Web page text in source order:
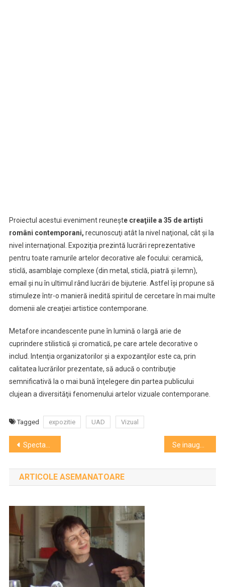
Proiectul acestui eveniment reuneşte creaţiile a 35 de artişti
români contemporani, recunoscuţi atât la nivel naţional, cât şi la
nivel internaţional. Expoziţia prezintă lucrări reprezentative
pentru toate ramurile artelor decorative ale focului: ceramică,
sticlă, asamblaje complexe (din metal, sticlă, piatră şi lemn),
email şi nu în ultimul rând lucrări de bijuterie. Astfel îşi propune să
stimuleze într-o manieră inedită spiritul de cercetare în mai multe
domenii ale creaţiei artistice contemporane.
Metafore incandescente pune în lumină o largă arie de
cuprindere stilistică şi cromatică, pe care artele decorative o
includ. Intenţia organizatorilor şi a expozanţilor este ca, prin
calitatea lucrărilor prezentate, să aducă o contribuţie
semnificativă la o mai bună înţelegere din partea publicului
clujean a diversităţii fenomenului artelor vizuale contemporane.
Tagged expozitie UAD Vizual
Navigare
în
articole
Spectaculosul „Byzantium” revine pe scena Operei Maghiare Se inaugurează primul Institut de Armenologie al UBB!
ARTICOLE ASEMANATOARE